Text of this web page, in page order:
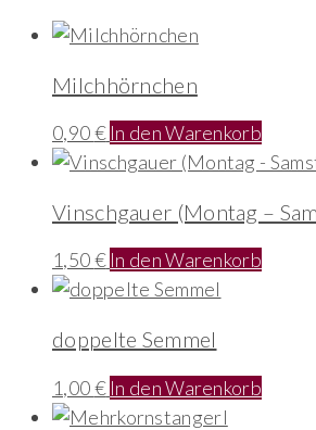
Milchhörnchen
0,90€ In den Warenkorb
Vinschgauer (Montag –
1,50€ In den Warenkorb
doppelte Semmel
1,00€ In den Warenkorb